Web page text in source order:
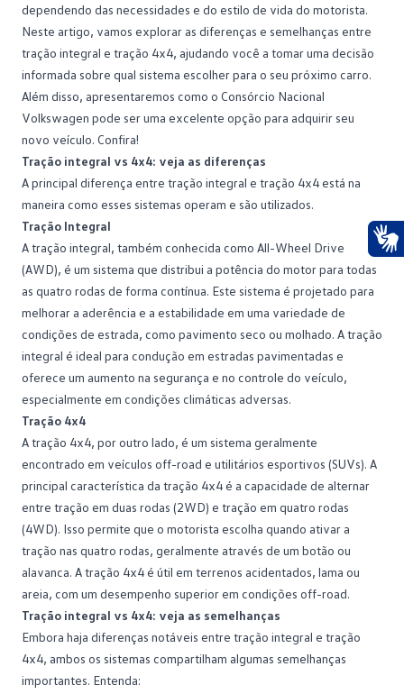
dependendo das necessidades e do estilo de vida do motorista.
Neste artigo, vamos explorar as diferenças e semelhanças entre
tração integral e tração 4x4, ajudando você a tomar uma decisão
informada sobre qual sistema escolher para o seu próximo carro.
Além disso, apresentaremos como o Consórcio Nacional
Volkswagen pode ser uma excelente opção para adquirir seu
novo veículo. Confira!
Tração integral vs 4x4: veja as diferenças
A principal diferença entre tração integral e tração 4x4 está na
maneira como esses sistemas operam e são utilizados.
Tração Integral
A tração integral, também conhecida como All-Wheel Drive
(AWD), é um sistema que distribui a potência do motor para todas
as quatro rodas de forma contínua. Este sistema é projetado para
melhorar a aderência e a estabilidade em uma variedade de
condições de estrada, como pavimento seco ou molhado. A tração
integral é ideal para condução em estradas pavimentadas e
oferece um aumento na segurança e no controle do veículo,
especialmente em condições climáticas adversas.
Tração 4x4
A tração 4x4, por outro lado, é um sistema geralmente
encontrado em veículos off-road e utilitários esportivos (SUVs). A
principal característica da tração 4x4 é a capacidade de alternar
entre tração em duas rodas (2WD) e tração em quatro rodas
(4WD). Isso permite que o motorista escolha quando ativar a
tração nas quatro rodas, geralmente através de um botão ou
alavanca. A tração 4x4 é útil em terrenos acidentados, lama ou
areia, com um desempenho superior em condições off-road.
Tração integral vs 4x4: veja as semelhanças
Embora haja diferenças notáveis entre tração integral e tração
4x4, ambos os sistemas compartilham algumas semelhanças
importantes. Entenda: